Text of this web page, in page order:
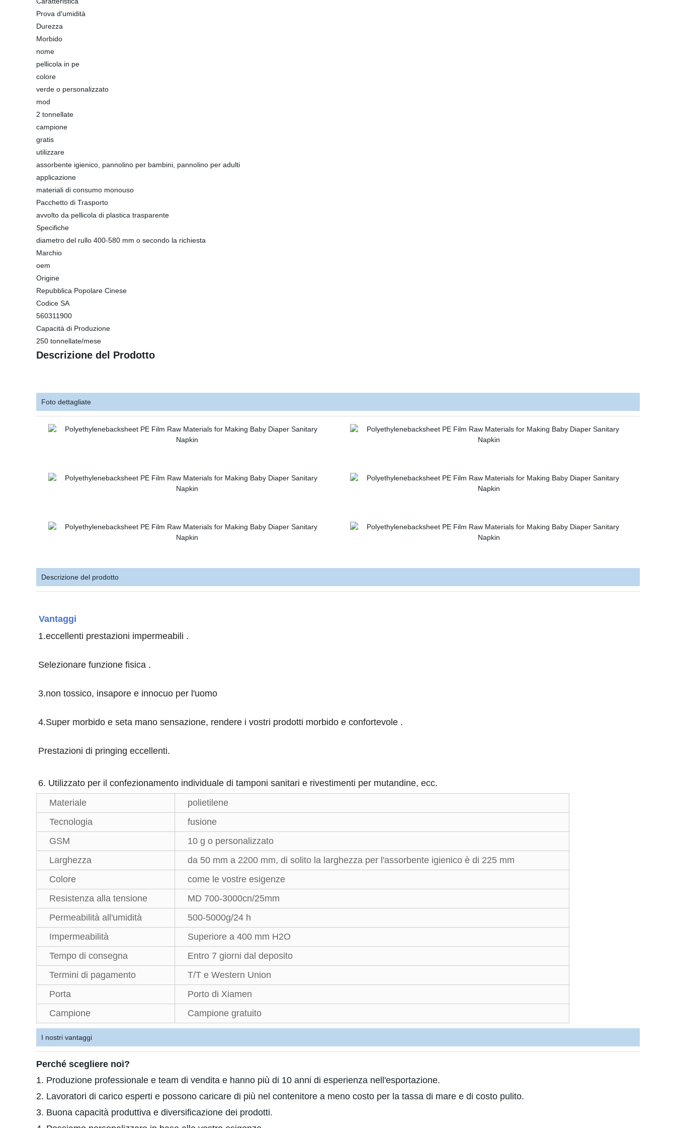
Prova d′umidità
Durezza
Morbido
nome
pellicola in pe
colore
verde o personalizzato
mod
2 tonnellate
campione
gratis
utilizzare
assorbente igienico, pannolino per bambini, pannolino per adulti
applicazione
materiali di consumo monouso
Pacchetto di Trasporto
avvolto da pellicola di plastica trasparente
Specifiche
diametro del rullo 400-580 mm o secondo la richiesta
Marchio
oem
Origine
Repubblica Popolare Cinese
Codice SA
560311900
Capacità di Produzione
250 tonnellate/mese
Descrizione del Prodotto
Foto dettagliate
Descrizione del prodotto
Vantaggi
1.eccellenti prestazioni impermeabili .
Selezionare funzione fisica .
3.non tossico, insapore e innocuo per l'uomo
4.Super morbido e seta mano sensazione, rendere i vostri prodotti morbido e confortevole .
Prestazioni di pringing eccellenti.
6. Utilizzato per il confezionamento individuale di tamponi sanitari e rivestimenti per mutandine, ecc.
Materiale
polietilene
Tecnologia
fusione
GSM
10 g o personalizzato
Larghezza
da 50 mm a 2200 mm, di solito la larghezza per l'assorbente igienico è di 225 mm
Colore
come le vostre esigenze
Resistenza alla tensione
MD 700-3000cn/25mm
Permeabilità all'umidità
500-5000g/24 h
Impermeabilità
Superiore a 400 mm H2O
Tempo di consegna
Entro 7 giorni dal deposito
Termini di pagamento
T/T e Western Union
Porta
Porto di Xiamen
Campione
Campione gratuito
I nostri vantaggi
Perché scegliere noi?
1. Produzione professionale e team di vendita e hanno più di 10 anni di esperienza nell'esportazione.
2. Lavoratori di carico esperti e possono caricare di più nel contenitore a meno costo per la tassa di mare e di costo pulito.
3. Buona capacità produttiva e diversificazione dei prodotti.